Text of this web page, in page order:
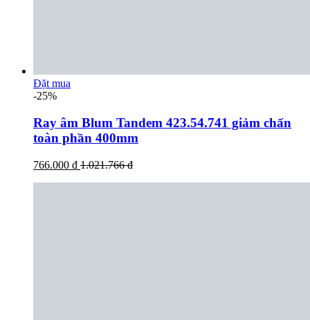
Đặt mua
-25%
Ray âm Blum Tandem 423.54.741 giảm chấn
toàn phần 400mm
766.000 đ 1.021.766 đ